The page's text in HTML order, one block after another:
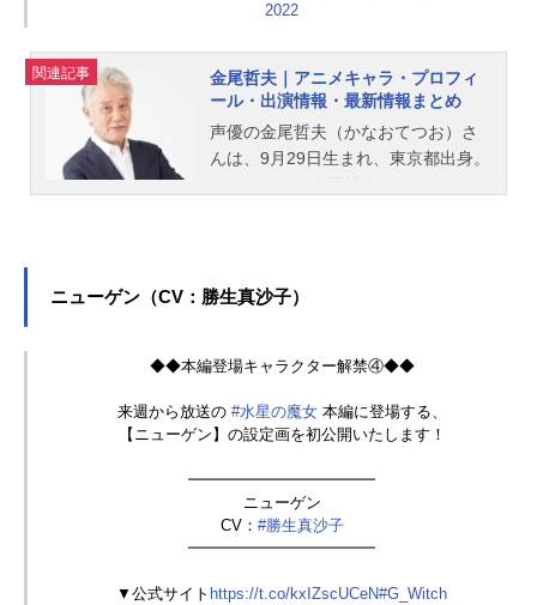
2022
関連記事
金尾哲夫｜アニメキャラ・プロフィ
ール・出演情報・最新情報まとめ
声優の金尾哲夫（かなおてつお）さ
んは、9月29日生まれ、東京都出身。
ニューゲン（CV：勝生真沙子）
◆◆本編登場キャラクター解禁④◆◆
来週から放送の #水星の魔女本編に登場する、
【ニューゲン】の設定画を初公開いたします！
━━━━━━━━━━━━
ニューゲン
CV： #勝生真沙子
━━━━━━━━━━━━
▼公式サイト https://t.co/kxIZscUCeN#G_Witch